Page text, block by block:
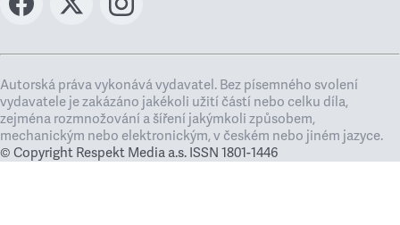
Autorská práva vykonává vydavatel. Bez písemného svolení
vydavatele je zakázáno jakékoli užití částí nebo celku díla,
zejména rozmnožování a šíření jakýmkoli způsobem,
mechanickým nebo elektronickým, v českém nebo jiném jazyce.
© Copyright Respekt Media a.s. ISSN 1801-1446